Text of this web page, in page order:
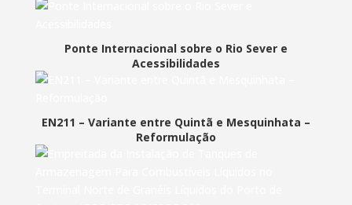
Ponte Internacional sobre o Rio Sever e
Acessibilidades
EN211 – Variante entre Quintã e Mesquinhata –
Reformulação